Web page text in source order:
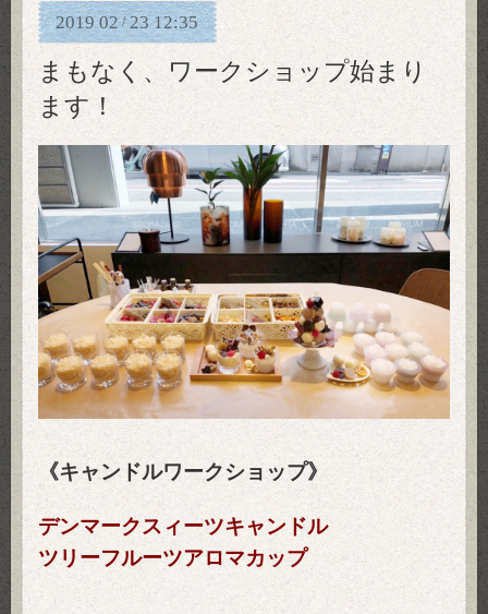
2019 02/23 12:35
まもなく、ワークショップ始まり
ます！
《キャンドルワークショップ》
デンマークスィーツキャンドル
ツリーフルーツアロマカップ